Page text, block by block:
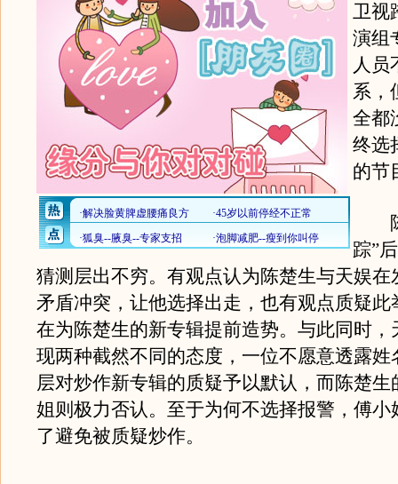
卫视
演组
人员
系，
全都
终选
的节
陈
踪”
猜测层出不穷。有观点认为陈楚生与天娱在
矛盾冲突，让他选择出走，也有观点质疑此
在为陈楚生的新专辑提前造势。与此同时，
现两种截然不同的态度，一位不愿意透露姓
层对炒作新专辑的质疑予以默认，而陈楚生
姐则极力否认。至于为何不选择报警，傅小
了避免被质疑炒作。